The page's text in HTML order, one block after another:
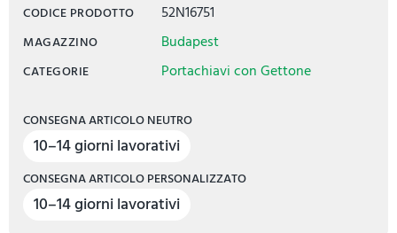
CODICE PRODOTTO 52N16751
MAGAZZINO Budapest
CATEGORIE Portachiavi con Gettone
CONSEGNA ARTICOLO NEUTRO
10–14 giorni lavorativi
CONSEGNA ARTICOLO PERSONALIZZATO
10–14 giorni lavorativi